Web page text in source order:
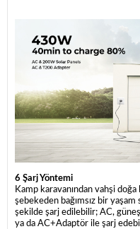
6 Şarj Yöntemi
Kamp karavanından vahşi
şebekeden bağımsız bir
şekilde şarj edilebilir; AC,
ya da AC+Adaptör ile şarj